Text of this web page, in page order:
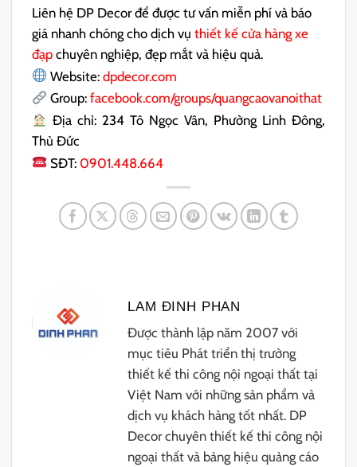
Liên hệ DP Decor để được tư vấn miễn phí và báo
giá nhanh chóng cho dịch vụthiết kế cửa hàng xe
đạp chuyên nghiệp, đẹp mắt và hiệu quả.
Website:dpdecor.com
Group: facebook.com/groups/quangcaovanoithat
Địa chỉ: 234 Tô Ngọc Vân, Phường Linh Đông,
Thủ Đức
SĐT: 0901.448.664
LAM ĐINH PHAN
Được thành lập năm 2007 với
mục tiêu Phát triển thị trường
thiết kế thi công nội ngoại thất tại
Việt Nam với những sản phẩm và
dịch vụ khách hàng tốt nhất. DP
Decor chuyên thiết kế thi công nội
ngoại thất và bảng hiệu quảng cáo